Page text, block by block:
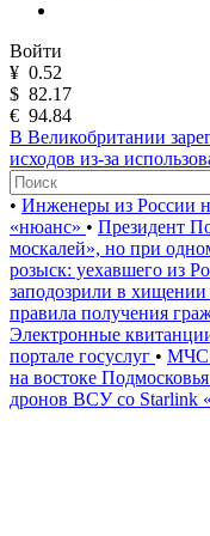
Войти
¥ 0.52
$ 82.17
€ 94.84
В Великобритании
исходов из-за
• Инженеры из России
«нюанс» • Президент
москалей», но при
розыск: уехавшего из
заподозрили в
правила получения
Электронные
портале госуслуг • МЧС
на востоке Подмосковья
дронов ВСУ со Starlink